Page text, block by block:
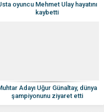
oyuncu Mehmet Ulay hayatını
kaybetti
Adayı Uğur Günaltay, dünya
şampiyonunu ziyaret etti